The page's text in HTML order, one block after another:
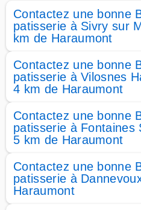
Contactez une bonne
patisserie à Sivry sur
km de Haraumont
Contactez une bonne
patisserie à Vilosnes
4 km de Haraumont
Contactez une bonne
patisserie à Fontaines
5 km de Haraumont
Contactez une bonne
patisserie à
Haraumont